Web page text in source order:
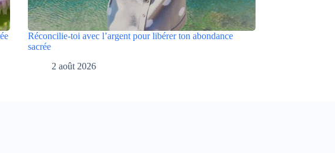
Réconcilie-toi avec l’argent pour libérer ton abondance
sacrée
2 août 2026